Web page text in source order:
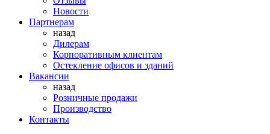
Новости
Партнерам
назад
Дилерам
Корпоративным клиентам
Остекление офисов и зданий
Вакансии
назад
Розничные продажи
Производство
Контакты